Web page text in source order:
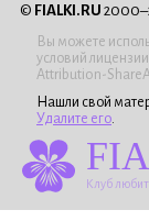
© FIALKI.RU
Вы можете
условий лицензии
Attribution-
Нашли свой
Удалите его
Клуб